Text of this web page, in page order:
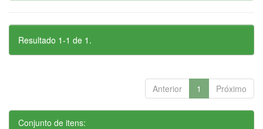
Resultado 1-1 de 1.
Anterior 1 Próximo
Conjunto de itens: